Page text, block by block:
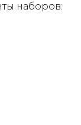
наборов: